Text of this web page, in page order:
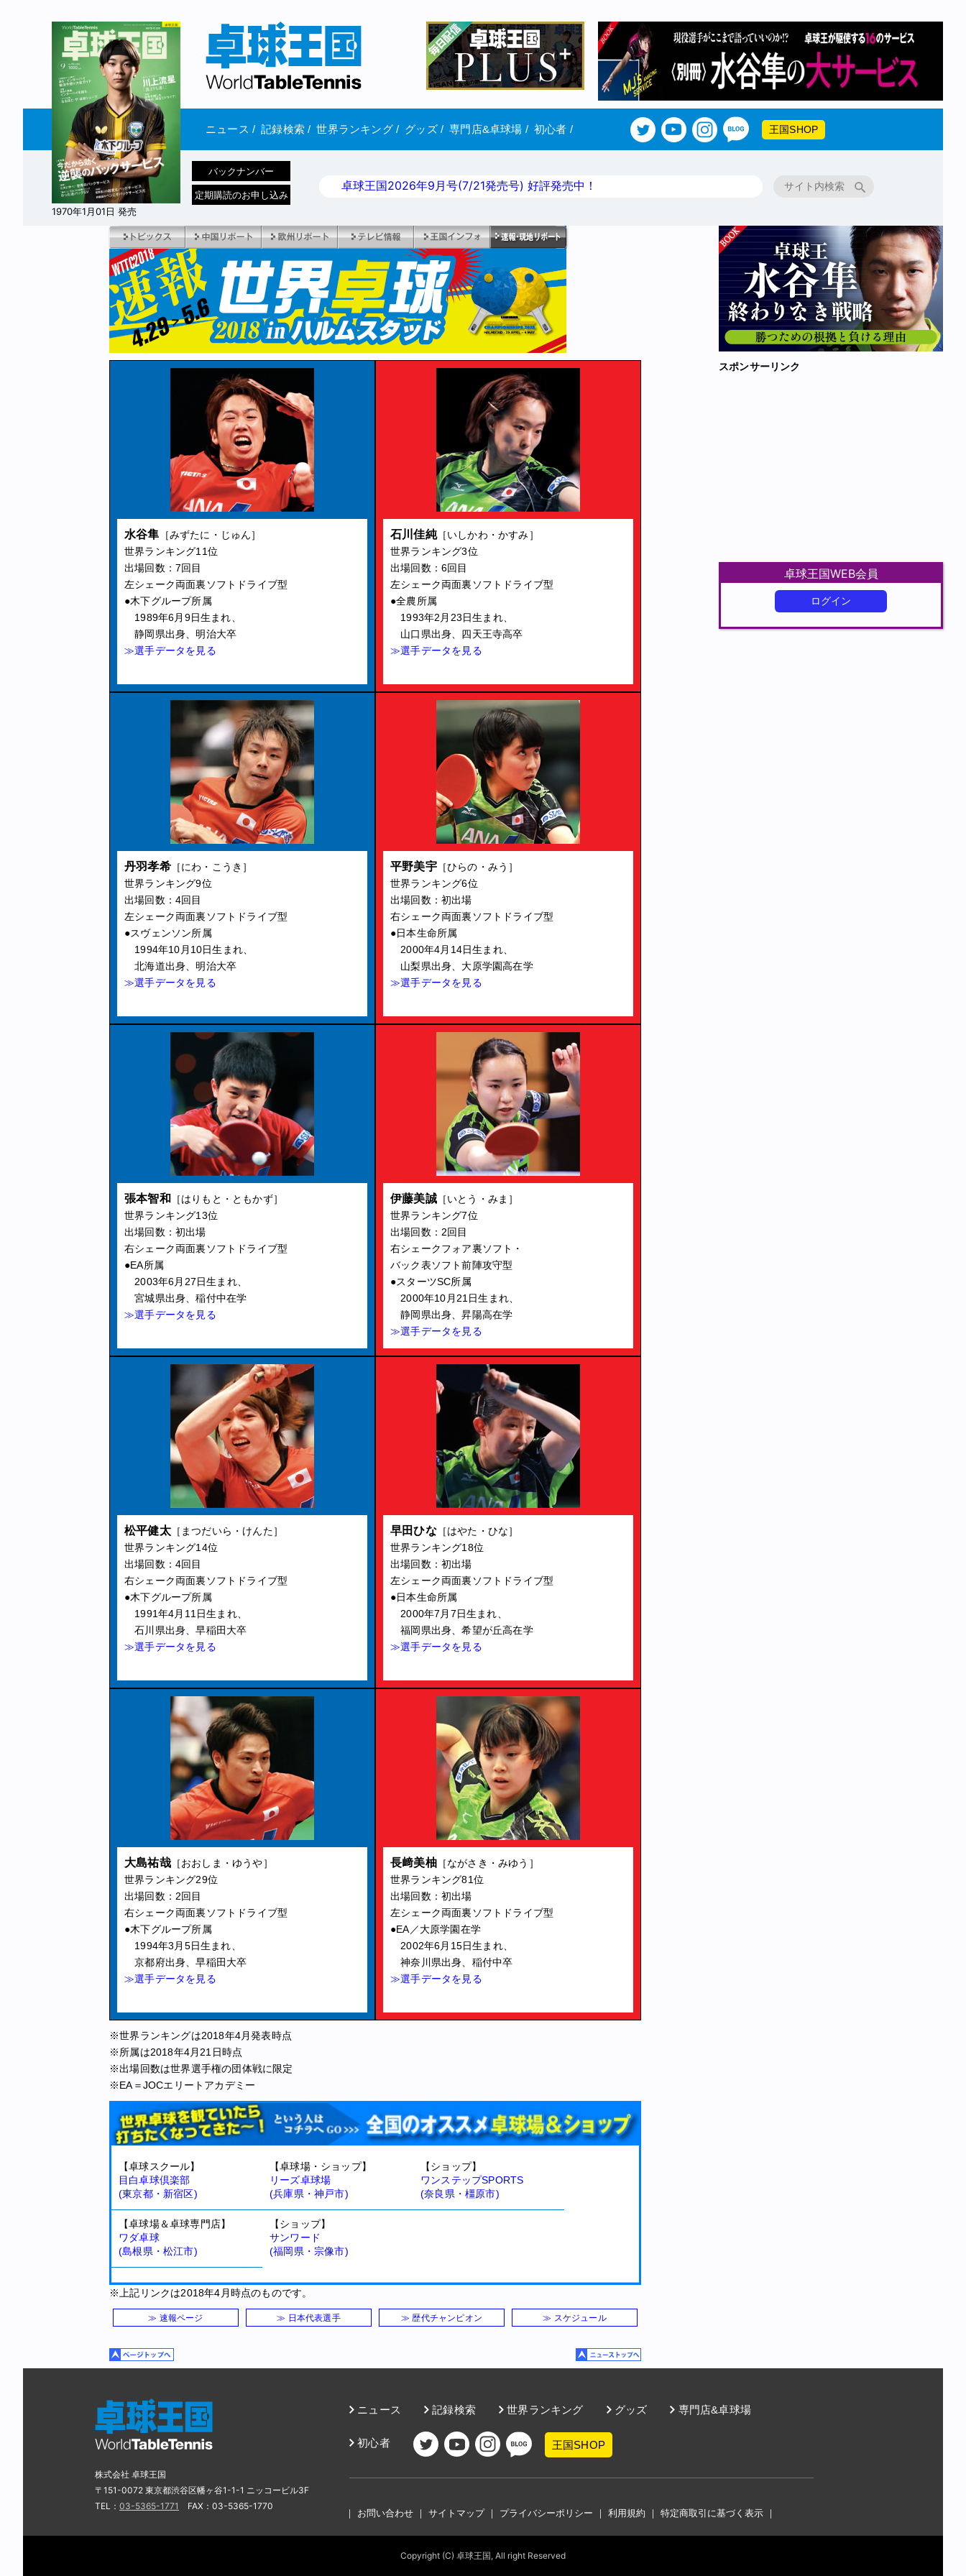
ニュース / 記録検索 / 世界ランキング/ グッズ/ 専門店&卓球場 / 初心者 / 王国SHOP
1970年1月01日 発売
バックナンバー
定期購読のお申し込み
卓球王国2026年9月号(7/21発売号) 好評発売中！
水谷隼 ［みずたに・じゅん］
世界ランキング11位
出場回数：7回目
左シェーク両面裏ソフトドライブ型
●木下グループ所属
1989年6月9日生まれ、
静岡県出身、明治大卒
≫選手データを見る
石川佳純［いしかわ・かすみ］
世界ランキング3位
出場回数：6回目
左シェーク両面裏ソフトドライブ型
●全農所属
1993年2月23日生まれ、
山口県出身、四天王寺高卒
≫選手データを見る
丹羽孝希［にわ・こうき］
世界ランキング9位
出場回数：4回目
左シェーク両面裏ソフトドライブ型
●スヴェンソン所属
1994年10月10日生まれ、
北海道出身、明治大卒
≫選手データを見る
平野美宇［ひらの・みう］
世界ランキング6位
出場回数：初出場
右シェーク両面裏ソフトドライブ型
●日本生命所属
2000年4月14日生まれ、
山梨県出身、大原学園高在学
≫選手データを見る
張本智和
［はりもと・ともかず］
世界ランキング13位
出場回数：初出場
右シェーク両面裏ソフトドライブ型
●EA所属
2003年6月27日生まれ、
宮城県出身、稲付中在学
≫選手データを見る
伊藤美誠［いとう・みま］
世界ランキング7位
出場回数：2回目
右シェークフォア裏ソフト・
バック表ソフト前陣攻守型
●スターツSC所属
2000年10月21日生まれ、
静岡県出身、昇陽高在学
≫選手データを見る
松平健太［まつだいら・けんた］
世界ランキング14位
出場回数：4回目
右シェーク両面裏ソフトドライブ型
●木下グループ所属
1991年4月11日生まれ、
石川県出身、早稲田大卒
≫選手データを見る
早田ひな［はやた・ひな］
世界ランキング18位
出場回数：初出場
左シェーク両面裏ソフトドライブ型
●日本生命所属
2000年7月7日生まれ、
福岡県出身、希望が丘高在学
≫選手データを見る
大島祐哉［おおしま・ゆうや］
世界ランキング29位
出場回数：2回目
右シェーク両面裏ソフトドライブ型
●木下グループ所属
1994年3月5日生まれ、
京都府出身、早稲田大卒
≫選手データを見る
長﨑美柚［ながさき・みゆう］
世界ランキング81位
出場回数：初出場
左シェーク両面裏ソフトドライブ型
●EA／大原学園在学
2002年6月15日生まれ、
神奈川県出身、稲付中卒
≫選手データを見る
※世界ランキングは2018年4月発表時点
※所属は2018年4月21日時点
※出場回数は世界選手権の団体戦に限定
※EA＝JOCエリートアカデミー
【卓球スクール】
目白卓球倶楽部
(東京都・新宿区)
【卓球場・ショップ】
リーズ卓球場
(兵庫県・神戸市)
【ショップ】
ワンステップSPORTS
(奈良県・橿原市)
【卓球場＆卓球専門店】
ワダ卓球
(島根県・松江市)
【ショップ】
サンワード
(福岡県・宗像市)
※上記リンクは2018年4月時点のものです。
≫ 速報ページ ≫ 日本代表選手 ≫ 歴代チャンピオン ≫ スケジュール
スポンサーリンク
卓球王国WEB会員
ログイン
ニュース 記録検索 世界ランキング グッズ 専門店&卓球場
初心者 王国SHOP
｜ お問い合わせ ｜ サイトマップ｜ プライバシーポリシー ｜ 利用規約 ｜ 特定商取引に基づく表示 ｜
株式会社 卓球王国
〒151-0072 東京都渋谷区幡ヶ谷1-1-1 ニッコービル3F
TEL： 03-5365-1771 FAX：03-5365-1770
Copyright (C) 卓球王国, All right Reserved